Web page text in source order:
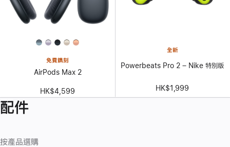
免費鐫刻
AirPods Max 2
HK$4,599
全新
Powerbeats Pro 2 – Nike 特別版
HK$1,999
配件
按產品選購